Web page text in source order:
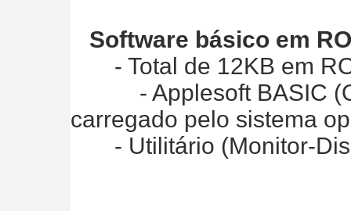
Software básico em
- Total de 12KB em
- Applesoft BASIC (O
carregado pelo sistema
- Utilitário (Monitor-